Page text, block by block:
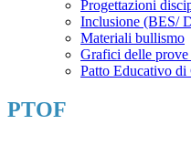
Progettazioni
Inclusione (BES/
Materiali bullismo
Grafici delle prove
Patto Educativo di
PTOF